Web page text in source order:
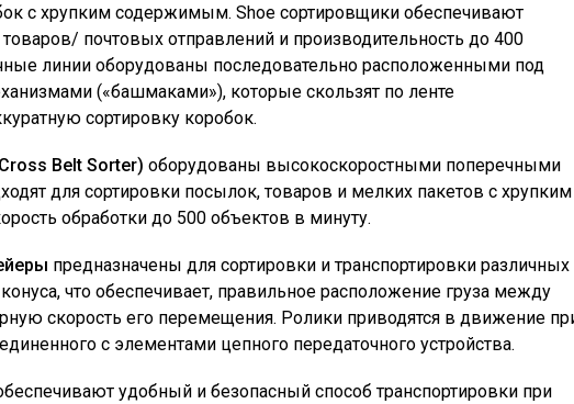
с хрупким содержимым. Shoe сортировщики обеспечивают
почтовых отправлений и производительность до 400
линии оборудованы последовательно расположенными под
(«башмаками»), которые скользят по ленте
сортировку коробок.
Cross Belt Sorter) оборудованы высокоскоростными поперечными
для сортировки посылок, товаров и мелких пакетов с хрупким
обработки до 500 объектов в минуту.
предназначены для сортировки и транспортировки различных
что обеспечивает, правильное расположение груза между
скорость его перемещения. Ролики приводятся в движение
с элементами цепного передаточного устройства.
удобный и безопасный способ транспортировки при